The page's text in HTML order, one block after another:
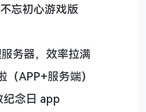
测量功能，突然觉得
当识别技术从静态走向
世界的对话方式，正在
设计**：以生活场景
忘初心游戏版
务器，效率拉满
APP+服务端）
念日 app